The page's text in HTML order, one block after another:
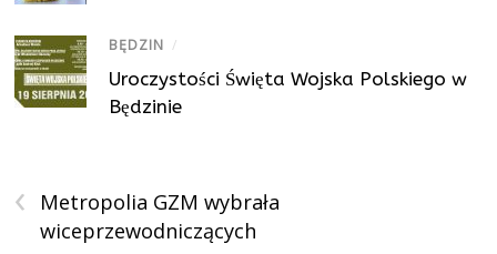
BĘDZIN /
Uroczystości Święta Wojska Polskiego w
Będzinie
‹
Metropolia GZM wybrała
wiceprzewodniczących